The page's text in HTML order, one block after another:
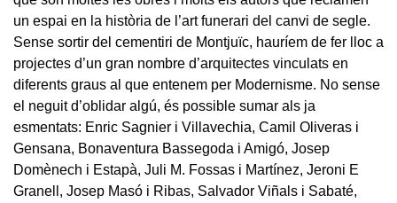
un espai en la història de l’art funerari del canvi de segle.
Sense sortir del cementiri de Montjuïc, hauríem de fer lloc a
projectes d’un gran nombre d’arquitectes vinculats en
diferents graus al que entenem per Modernisme. No sense
el neguit d’oblidar algú, és possible sumar als ja
esmentats: Enric Sagnier i Villavechia, Camil Oliveras i
Gensana, Bonaventura Bassegoda i Amigó, Josep
Domènech i Estapà, Juli M. Fossas i Martínez, Jeroni E
Granell, Josep Masó i Ribas, Salvador Viñals i Sabaté,